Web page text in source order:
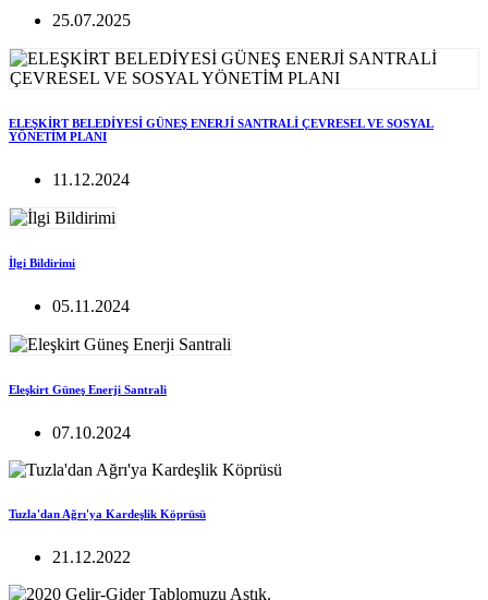
25.07.2025
ELEŞKİRT BELEDİYESİ GÜNEŞ ENERJİ SANTRALİ ÇEVRESEL VE SOSYAL
YÖNETİM PLANI
11.12.2024
İlgi Bildirimi
05.11.2024
Eleşkirt Güneş Enerji Santrali
07.10.2024
Tuzla'dan Ağrı'ya Kardeşlik Köprüsü
21.12.2022